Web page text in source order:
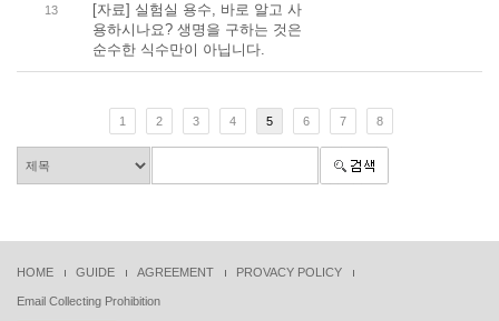
13
[자료] 실험실 용수, 바로 알고 사
용하시나요? 생명을 구하는 것은
순수한 식수만이 아닙니다.
1 2 3 4 5 6 7 8
HOME GUIDE AGREEMENT PROVACY POLICY
Email Collecting Prohibition